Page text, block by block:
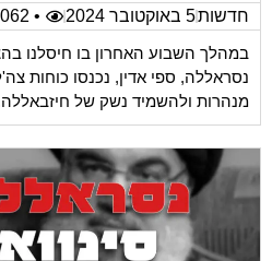
חדשות5 באוקטובר 2024
• 4,062
במהלך השבוע האחרון בו חיסלנו
נסראללה, ספי אדין, נכנסו כוחות
מנהרות ולהשמיד נשק של